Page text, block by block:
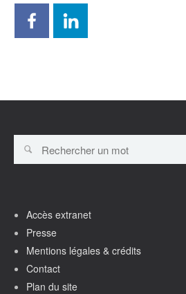
Accès extranet
Presse
Mentions légales & crédits
Contact
Plan du site